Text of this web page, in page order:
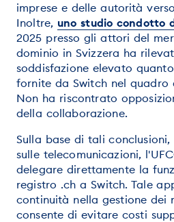
imprese e delle autorità
Inoltre, uno studio condotto
2025 presso gli attori del
dominio in Svizzera ha
soddisfazione elevato
fornite da Switch nel quadro
Non ha riscontrato
della collaborazione.
Sulla base di tali
sulle telecomunicazioni,
delegare direttamente la
registro .ch a Switch. Tale
continuità nella gestione dei
consente di evitare costi